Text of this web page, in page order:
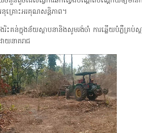
អនុគ្រោះអរគុណសន្តិភាព។
រិះគន់ក្នុងន័យស្ថាបនានិងសូមរង់ចាំ ការឆ្លើយបំភ្លឺគ្រ
យនាគរាជ